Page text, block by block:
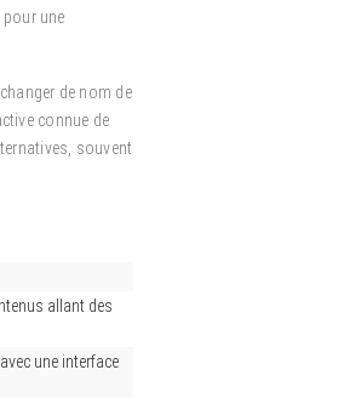
une
de nom de
connue de
souvent
allant des
une interface